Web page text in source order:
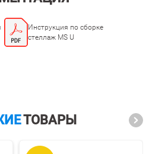
Инструкция по сборке
стеллаж MS U
ТОВАРЫ